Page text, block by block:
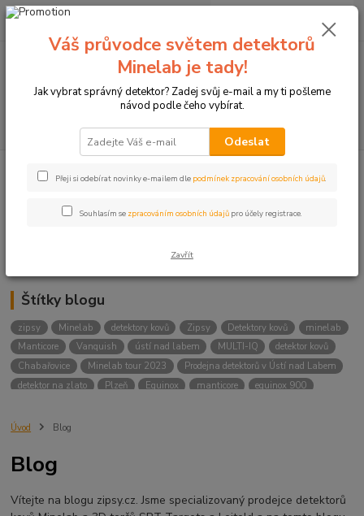
+420774877333
0 Kč
Kategorie blogu
Detektory
Štítky blogu
zipsy Minelab detektory kovů Zipsy Detektory kovů
minelab
Manticore
Vanquish ústí nad labem MULTI-IQ
detektor kovů
Chabařovice
Minelab tour 2023
Prodejna detektorů v Ústí nad Labem
detektor na zlato
Plzeň Equinox manticore
equinox 900
Sraz detektorářů
ÚSTÍ NAD LABEM
Jídlo na cesty
Mníšek u Liberece Karlovy Vary
Equinox 900
Úvod Blog
Blog
Vítejte na blogu zipsy.cz. Jsme specializovaný prodejce detektorů
Váš průvodce světem detektorů
Minelab je tady!
Jak vybrat správný detektor? Zadej svůj e-mail a my ti pošleme
návod podle čeho vybírat.
Odeslat
Přeji si odebírat novinky e-mailem dle podmínek zpracování osobních údajů.
Souhlasím se zpracováním osobních údajů pro účely registrace.
Zavřít